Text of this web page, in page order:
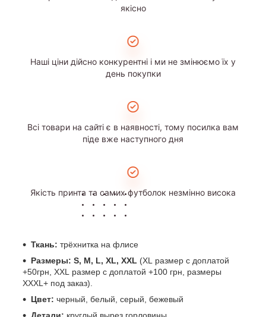
якісно
Наші ціни дійсно конкурентні і ми не змінюємо їх у
день покупки
Всі товари на сайті є в наявності, тому посилка вам
піде вже наступного дня
Якість принта та самих футболок незмінно висока
Ткань: трёхнитка на флисе
Размеры: S, M, L, XL, XXL (XL размер с доплатой
+50грн, XXL размер с доплатой +100 грн, размеры
XXXL+ под заказ).
Цвет: черный, белый, серый, бежевый
Детали: круглый вырез горловины.